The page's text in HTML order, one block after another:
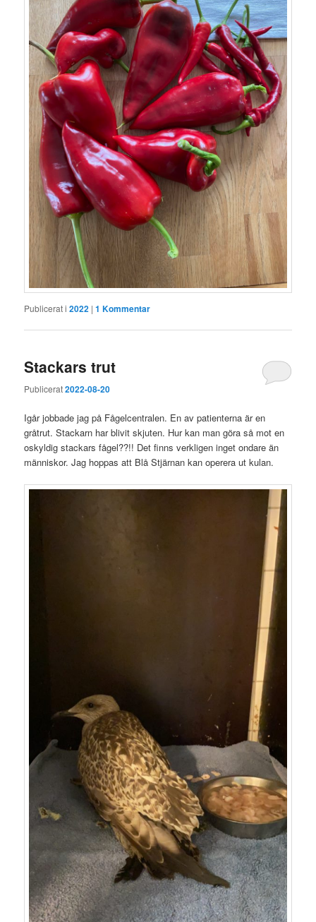
Publicerat i 2022 |1 Kommentar
Stackars trut
Publicerat2022-08-20
Igår jobbade jag på Fågelcentralen. En av patienterna är en
gråtrut. Stackarn har blivit skjuten. Hur kan man göra så mot en
oskyldig stackars fågel??!! Det finns verkligen inget ondare än
människor. Jag hoppas att Blå Stjärnan kan operera ut kulan.